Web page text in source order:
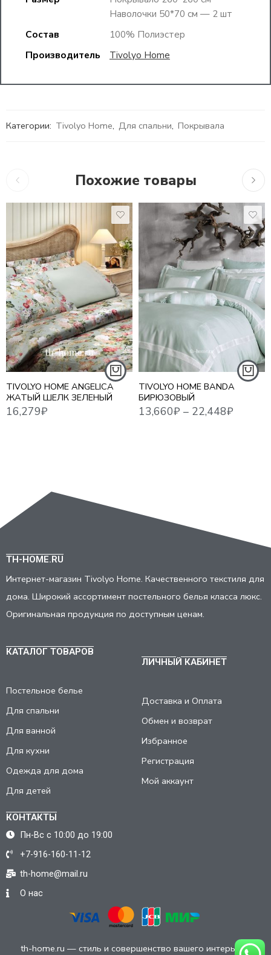
Наволочки 50*70 см — 2 шт
Состав
100% Полиэстер
Производитель
Tivolyo Home
Категории: Tivolyo Home, Для спальни, Покрывала
Похожие товары
TIVOLYO HOME ANGELICA
ЖАТЫЙ ШЕЛК ЗЕЛЕНЫЙ
16,279₽
TIVOLYO HOME BANDA
БИРЮЗОВЫЙ
13,660 22,448₽
1,5 СПАЛЬНЫЙ
ЕВРО MAXI
СЕМЕЙНЫЙ
TH-HOME.RU
Интернет-магазин Tivolyo Home. Качественного текстиля для
дома. Широкий ассортимент постельного белья класса люкс.
Оригинальная продукция по доступным ценам.
КАТАЛОГ ТОВАРОВ
Постельное белье
Для спальни
Для ванной
Для кухни
Одежда для дома
Для детей
ЛИЧНЫЙ КАБИНЕТ
Доставка и Оплата
Обмен и возврат
Избранное
Регистрация
Мой аккаунт
КОНТАКТЫ
Пн-Вс с 10:00 до 19:00
+7-916-160-11-12
th-home@mail.ru
О нас
th-home.ru — стиль и совершенство вашего интерьера